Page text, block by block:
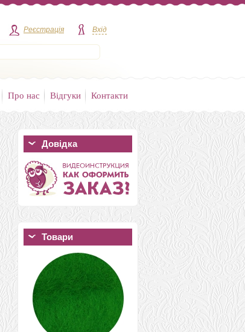
Реєстрація Вхід
Про нас Відгуки Контакти
Довідка
Товари